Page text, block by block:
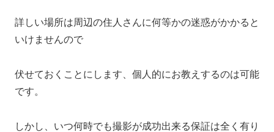
詳しい場所は周辺の住人さんに何等かの迷惑がかかると
いけませんので
伏せておくことにします、個人的にお教えするのは可能
です。
しかし、いつ何時でも撮影が成功出来る保証は全く有り